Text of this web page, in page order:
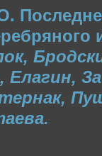
Елагин,